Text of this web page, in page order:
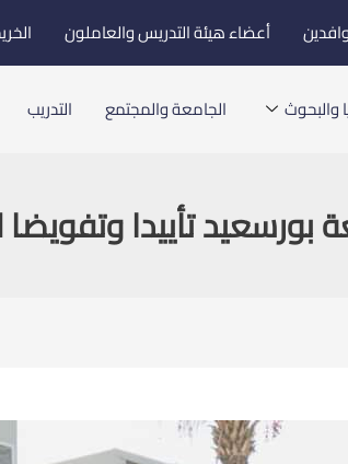
أعضاء هيئة التدريس والعاملون
والبحوث الجامعة والمجتمع التدريب
تأييدا